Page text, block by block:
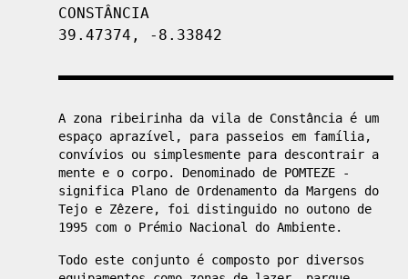
CONSTÂNCIA
39.47374, -8.33842
A zona ribeirinha da vila de Constância é um
espaço aprazível, para passeios em família,
convívios ou simplesmente para descontrair a
mente e o corpo. Denominado de POMTEZE -
significa Plano de Ordenamento da Margens do
Tejo e Zêzere, foi distinguido no outono de
1995 com o Prémio Nacional do Ambiente.
Todo este conjunto é composto por diversos